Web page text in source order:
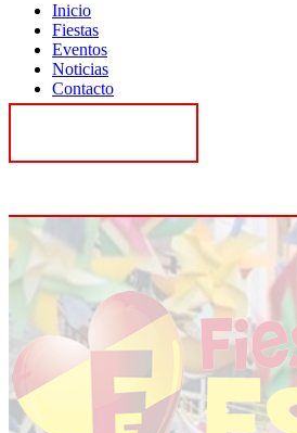
Inicio
Fiestas
Eventos
Noticias
Contacto